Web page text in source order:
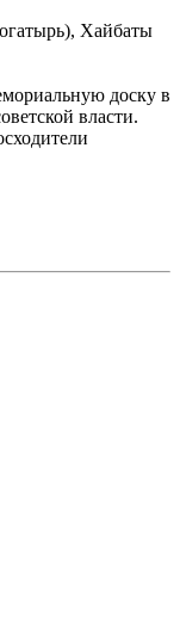
Хайбаты
доску в
власти.